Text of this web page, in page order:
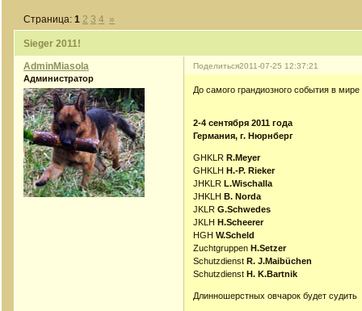
Sieger 2011!
Страница:1 2 3 4 »
Поделиться2011-07-25 12:37:21
AdminMiasola
Администратор
До самого грандиозного события в
2-4 сентября 2011 года
Германия, г. Нюрнберг
GHKLRR.Meyer
GHKLHH.-P. Rieker
JHKLRL.Wischalla
JHKLHB. Norda
JKLRG.Schwedes
JKLHH.Scheerer
HGHW.Scheld
ZuchtgruppenH.Setzer
SchutzdienstR. J.Maibüchen
SchutzdienstH. K.Bartnik
Длинношерстных овчарок будет судить